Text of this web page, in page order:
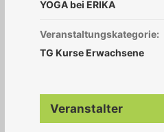
YOGA bei ERIKA
Veranstaltungskategorie:
TG Kurse Erwachsene
Veranstalter